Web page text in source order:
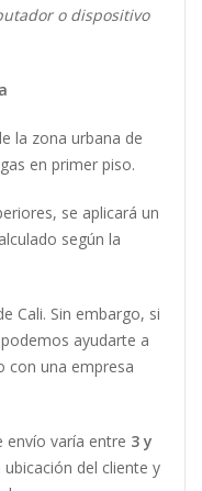
o dispositivo
la zona urbana de
en primer piso.
se aplicará un
según la
Cali. Sin embargo, si
ayudarte a
con una empresa
envío varía entre 3 y
del cliente y